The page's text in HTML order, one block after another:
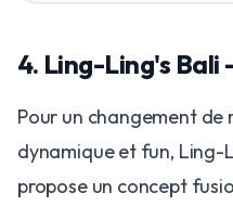
4. Ling-Ling's Bali
Pour un changement
dynamique et fun, Ling-
propose un concept